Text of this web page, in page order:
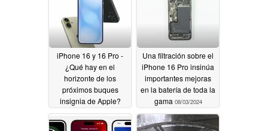
iPhone 16 y 16 Pro -
¿Qué hay en el
horizonte de los
próximos buques
insignia de Apple?
Una filtración sobre el
iPhone 16 Pro insinúa
importantes mejoras
en la batería de toda la
gama 08/03/2024